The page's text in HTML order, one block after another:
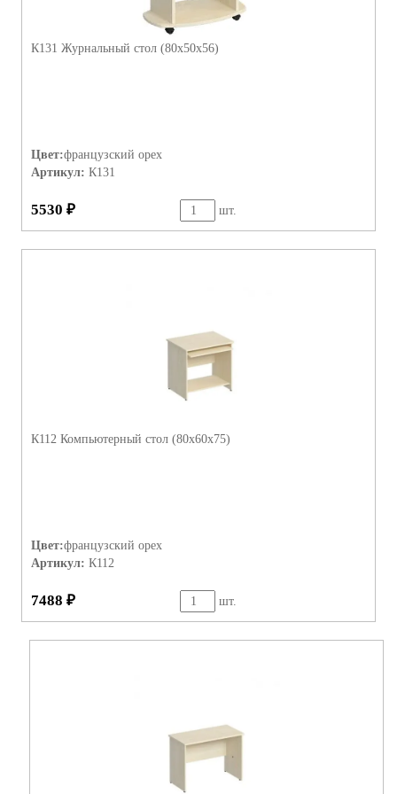
К131 Журнальный стол (80х50х56)
Цвет:французский орех
Артикул: К131
5530 ₽ шт.
К112 Компьютерный стол (80х60х75)
Цвет:французский орех
Артикул: К112
7488 ₽ шт.